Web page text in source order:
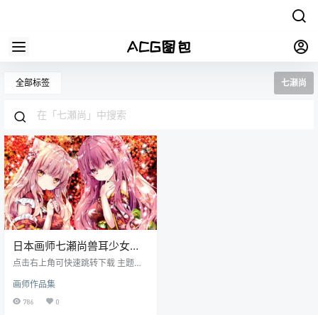
全部标签 七瀬尚
日本画师七瀬尚兽耳少女公
主服原画图集
点击右上角可快速跳转下载 主题：
画图集 格式：JPG/PNG 数量：493
张_不断更新中（更新会在本站公众
画师作品集
786 0